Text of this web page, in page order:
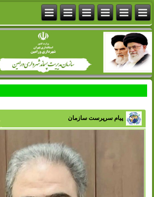
پیام سرپرست سازمان